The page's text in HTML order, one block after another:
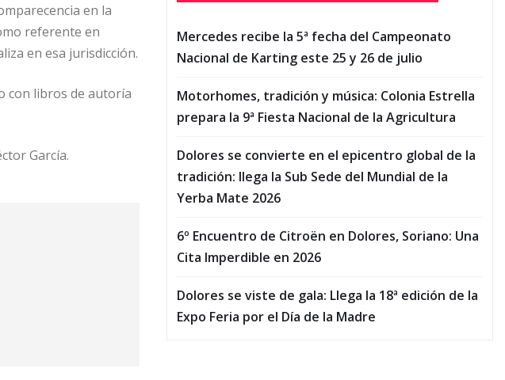
en la
referente en
en esa jurisdicción.
con libros de autoría
García.
Mercedes recibe la 5ª fecha del Campeonato
Nacional de Karting este 25 y 26 de julio
Motorhomes, tradición y música: Colonia Estrella
prepara la 9ª Fiesta Nacional de la Agricultura
Dolores se convierte en el epicentro global de la
tradición: llega la Sub Sede del Mundial de la
Yerba Mate 2026
6º Encuentro de Citroën en Dolores, Soriano: Una
Cita Imperdible en 2026
Dolores se viste de gala: Llega la 18ª edición de la
Expo Feria por el Día de la Madre